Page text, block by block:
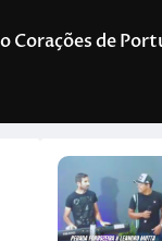
Corações de